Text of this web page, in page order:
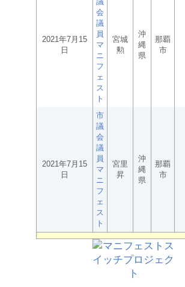
2021年7月15
日
会
議
員
マ
ニ
フ
ェ
ス
ト
宮城
勲
沖
縄
県
那覇
市
2021年7月15
日
市
議
会
議
員
マ
ニ
フ
ェ
ス
ト
宮里
昇
沖
縄
県
那覇
市